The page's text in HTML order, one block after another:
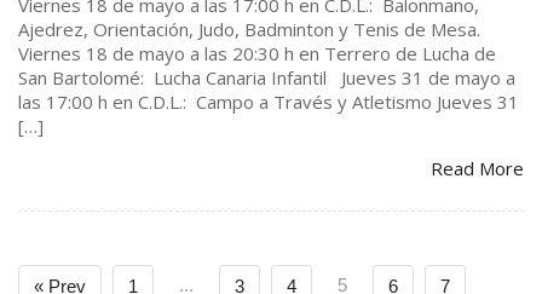
Viernes 18 de mayo a las 17:00 h en C.D.L.: Balonmano,
Ajedrez, Orientación, Judo, Badminton y Tenis de Mesa.
Viernes 18 de mayo a las 20:30 h en Terrero de Lucha de
San Bartolomé: Lucha Canaria Infantil Jueves 31 de mayo a
las 17:00 h en C.D.L.: Campo a Través y Atletismo Jueves 31
[…]
Read More
« Prev 1 ... 3 4 5 6 7